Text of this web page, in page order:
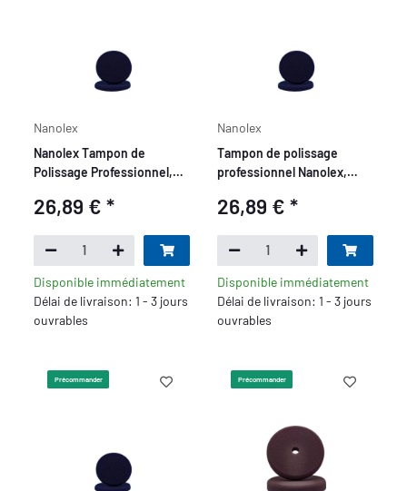
Nanolex
Nanolex Tampon de
Polissage Professionnel,
26,89 €*
Disponible immédiatement
Délai de livraison: 1 - 3 jours
ouvrables
Nanolex
Tampon de polissage
professionnel Nanolex,
26,89 € *
Disponible immédiatement
Délai de livraison: 1 - 3 jours
ouvrables
Précommander Précommander